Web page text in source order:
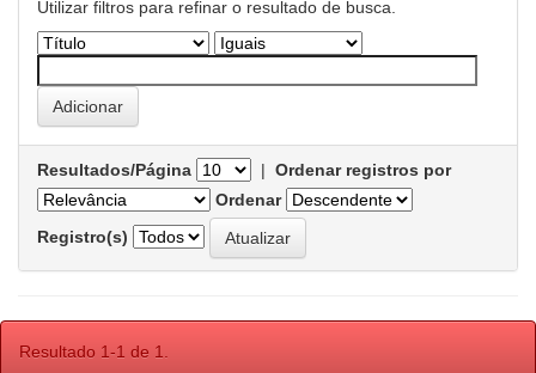
Utilizar filtros para refinar o resultado de busca.
Resultados/Página | Ordenar registros por
Ordenar
Registro(s)
Resultado 1-1 de 1.